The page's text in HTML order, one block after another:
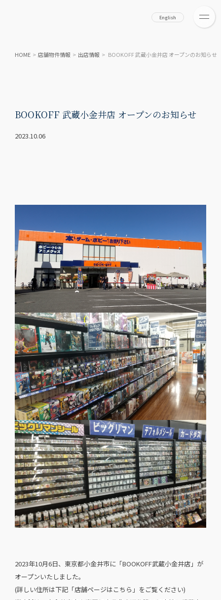
English
HOME > 店舗物件情報 > 出店情報 > BOOKOFF 武蔵小金井店 オープンのお知らせ
BOOKOFF 武蔵小金井店 オープンのお知らせ
2023.10.06
2023年10月6日、東京都小金井市に「BOOKOFF武蔵小金井店」が
オープンいたしました。
(詳しい住所は下記「店舗ページはこちら」をご覧ください)